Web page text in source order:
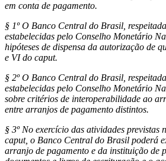
em conta de pagamento.
§ 1º O Banco Central do Brasil,
estabelecidas pelo Conselho Monetário
hipóteses de dispensa da autorização de
e VI do caput.
§ 2º O Banco Central do Brasil,
estabelecidas pelo Conselho Monetário
sobre critérios de interoperabilidade ao
entre arranjos de pagamento distintos.
§ 3º No exercício das atividades
caput, o Banco Central do Brasil poderá
arranjo de pagamento e da instituição de